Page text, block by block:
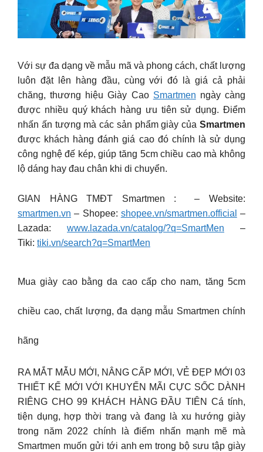
Với sự đa dạng về mẫu mã và phong cách, chất lượng
luôn đặt lên hàng đầu, cùng với đó là giá cả phải
chăng, thương hiệu Giày Cao Smartmen ngày càng
được nhiều quý khách hàng ưu tiên sử dụng. Điểm
nhấn ấn tượng mà các sản phẩm giày của Smartmen
được khách hàng đánh giá cao đó chính là sử dụng
công nghệ đế kép, giúp tăng 5cm chiều cao mà không
lộ dáng hay đau chân khi di chuyển.
GIAN HÀNG TMĐT Smartmen : – Website:
smartmen.vn – Shopee: shopee.vn/smartmen.official –
Lazada: www.lazada.vn/catalog/?q=SmartMen –
Tiki: tiki.vn/search?q=SmartMen
Mua giày cao bằng da cao cấp cho nam, tăng 5cm
chiều cao, chất lượng, đa dạng mẫu Smartmen chính
hãng
RA MẮT MẪU MỚI, NÂNG CẤP MỚI, VẺ ĐẸP MỚI 03
THIẾT KẾ MỚI VỚI KHUYẾN MÃI CỰC SỐC DÀNH
RIÊNG CHO 99 KHÁCH HÀNG ĐẦU TIÊN Cá tính,
tiện dụng, hợp thời trang và đang là xu hướng giày
trong năm 2022 chính là điểm nhấn mạnh mẽ mà
Smartmen muốn gửi tới anh em trong bộ sưu tập giày